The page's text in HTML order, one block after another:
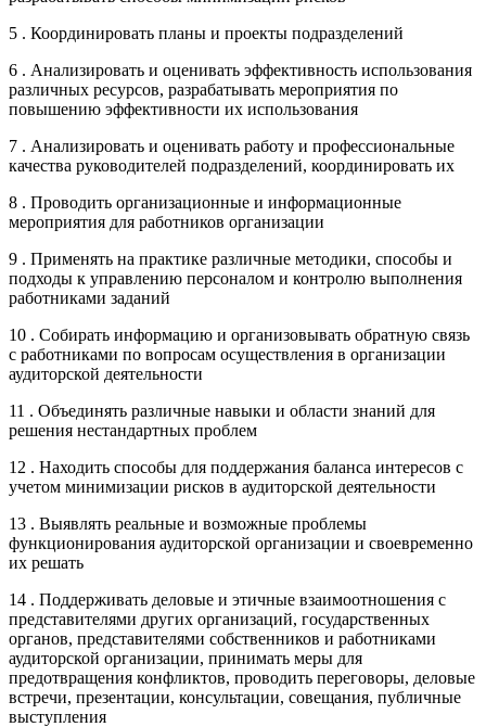
5 . Координировать планы и проекты подразделений
6 . Анализировать и оценивать эффективность использования
различных ресурсов, разрабатывать мероприятия по
повышению эффективности их использования
7 . Анализировать и оценивать работу и профессиональные
качества руководителей подразделений, координировать их
8 . Проводить организационные и информационные
мероприятия для работников организации
9 . Применять на практике различные методики, способы и
подходы к управлению персоналом и контролю выполнения
работниками заданий
10 . Собирать информацию и организовывать обратную связь
с работниками по вопросам осуществления в организации
аудиторской деятельности
11 . Объединять различные навыки и области знаний для
решения нестандартных проблем
12 . Находить способы для поддержания баланса интересов с
учетом минимизации рисков в аудиторской деятельности
13 . Выявлять реальные и возможные проблемы
функционирования аудиторской организации и своевременно
их решать
14 . Поддерживать деловые и этичные взаимоотношения с
представителями других организаций, государственных
органов, представителями собственников и работниками
аудиторской организации, принимать меры для
предотвращения конфликтов, проводить переговоры, деловые
встречи, презентации, консультации, совещания, публичные
выступления